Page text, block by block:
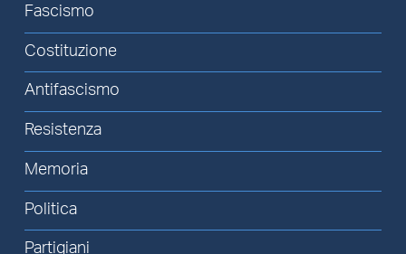
Fascismo
Costituzione
Antifascismo
Resistenza
Memoria
Politica
Partigiani